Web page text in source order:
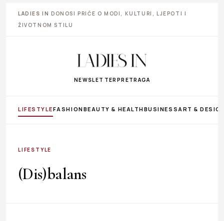
LADIES IN DONOSI PRIČE O MODI, KULTURI, LJEPOTI I
ŽIVOTNOM STILU
NEWSLETTER PRETRAGA
LIFESTYLEFASHIONBEAUTY & HEALTHBUSINESS ART &
LIFESTYLE
(Dis)balans